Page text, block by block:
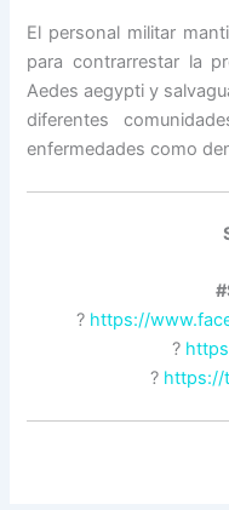
El personal militar
para contrarrestar la
Aedes aegypti y
diferentes
enfermedades como
? https://
?
? https://